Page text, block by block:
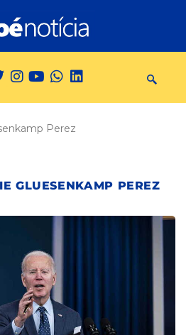
Perez
GLUESENKAMP PEREZ